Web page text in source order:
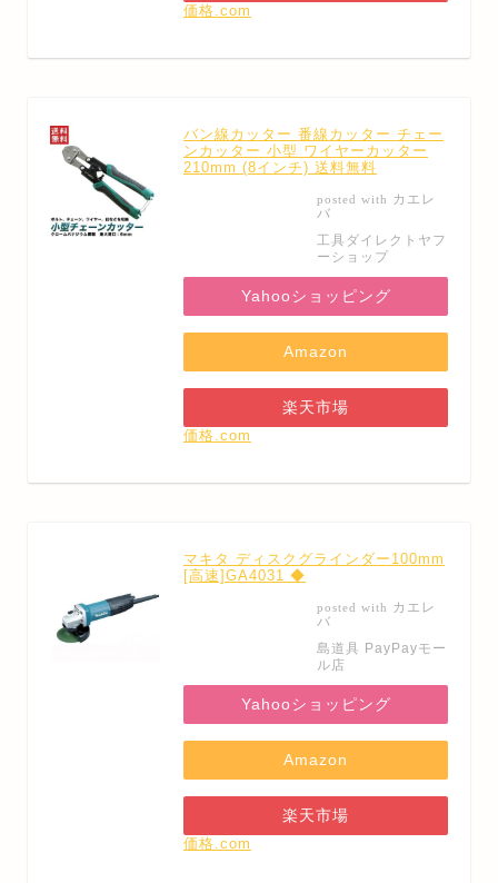
価格.com
バン線カッター 番線カッター チェー
ンカッター 小型 ワイヤーカッター
210mm (8インチ) 送料無料
posted with カエレ
バ
工具ダイレクトヤフ
ーショップ
Yahooショッピング
Amazon
楽天市場
価格.com
マキタ ディスクグラインダー100mm
[高速]GA4031 ◆
posted with カエレ
バ
島道具 PayPayモー
ル店
Yahooショッピング
Amazon
楽天市場
価格.com